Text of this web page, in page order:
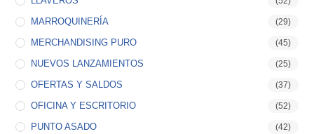
MARROQUINERÍA (29)
MERCHANDISING PURO (45)
NUEVOS LANZAMIENTOS (25)
OFERTAS Y SALDOS (37)
OFICINA Y ESCRITORIO (52)
PUNTO ASADO (42)